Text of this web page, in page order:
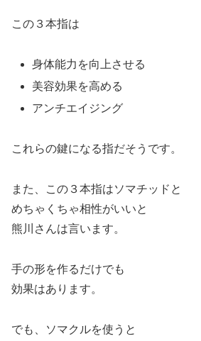
この３本指は
身体能力を向上させる
美容効果を高める
アンチエイジング
これらの鍵になる指だそうです。
また、この３本指はソマチッドと
めちゃくちゃ相性がいいと
熊川さんは言います。
手の形を作るだけでも
効果はあります。
でも、ソマクルを使うと